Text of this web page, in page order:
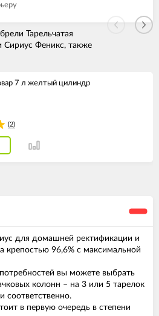
Тарельчатая
Сириус Феникс, также
7 л желтый цилиндр
(2)
для домашней ректификации и
крепостью 96,6% с максимальной
вы можете выбрать
колонн – на 3 или 5 тарелок
соответственно.
в первую очередь в степени